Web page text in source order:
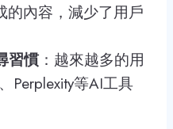
的內容，減少了用戶
習慣 ：越來越多的用
Perplexity等AI工具